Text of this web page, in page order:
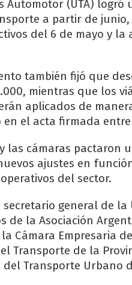
Automotor (UTA)
a partir de
del 6 de mayo y
también fijó que
mientras que los
aplicados de
el acta firmada
las cámaras pactaron
ajustes en
del sector.
secretario general de
de la Asociación
la Cámara Empresaria
Transporte de la
Transporte Urbano